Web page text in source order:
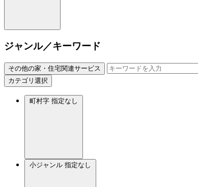
ジャンル／キーワード
その他の家・住宅関連サービス
カテゴリ選択
町村字 指定なし
小ジャンル 指定なし